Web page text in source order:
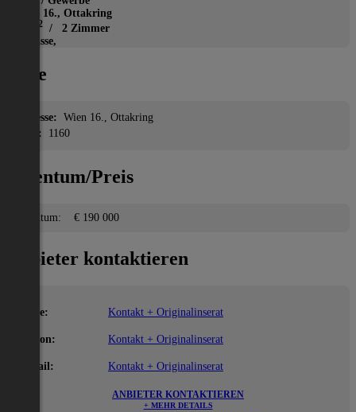
Wien 16., Ottakring
2 / 2 Zimmer
Terrasse,
Lage
Adresse: Wien 16., Ottakring
PLZ:
1160
Eigentum/Preis
Eigentum: € 190 000
Anbieter kontaktieren
Name: Kontakt + Originalinserat
Telefon: Kontakt + Originalinserat
E-Mail: Kontakt + Originalinserat
ANBIETER KONTAKTIEREN
+ MEHR DETAILS